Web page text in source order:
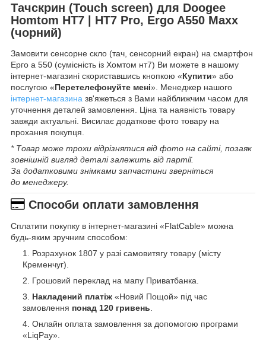
Тачскрин (Touch screen) для Doogee
Homtom HT7 | HT7 Pro, Ergo A550 Maxx
(чорний)
Замовити сенсорне скло (тач, сенсорний екран) на смартфон
Ерго а 550 (сумісність із Хомтом нт7) Ви можете в нашому
інтернет-магазині скориставшись кнопкою «Купити» або
послугою «Перетелефонуйте мені». Менеджер нашого
інтернет-магазина зв'яжеться з Вами найближчим часом для
уточнення деталей замовлення. Ціна та наявність товару
завжди актуальні. Висилає додаткове фото товару на
прохання покупця.
* Товар може трохи відрізнятися від фото на сайті, позаяк
зовнішній вигляд деталі залежить від партії.
За додатковими знімками запчастини зверніться
до менеджеру.
Способи оплати замовлення
Сплатити покупку в інтернет-магазині «FlatCable» можна
будь-яким зручним способом:
Розрахунок 1807 у разі самовитягу товару (місту
Кременчуг).
Грошовий переклад на мапу Приватбанка.
Накладений платіж «Новий Пощой» під час
замовлення понад 120 гривень
Онлайн оплата замовлення за допомогою програми
«LiqPay».